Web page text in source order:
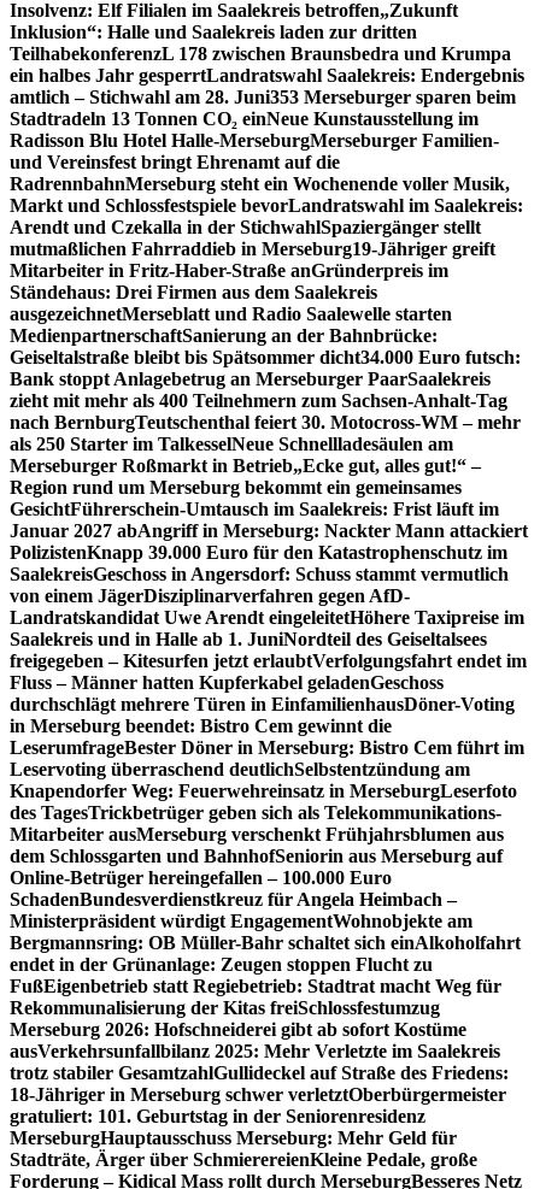
Insolvenz: Elf Filialen im Saalekreis betroffen„Zukunft
Inklusion“: Halle und Saalekreis laden zur dritten
TeilhabekonferenzL 178 zwischen Braunsbedra und Krumpa
ein halbes Jahr gesperrtLandratswahl Saalekreis: Endergebnis
amtlich – Stichwahl am 28. Juni353 Merseburger sparen beim
Stadtradeln 13 Tonnen CO₂ einNeue Kunstausstellung im
Radisson Blu Hotel Halle-MerseburgMerseburger Familien-
und Vereinsfest bringt Ehrenamt auf die
RadrennbahnMerseburg steht ein Wochenende voller Musik,
Markt und Schlossfestspiele bevorLandratswahl im Saalekreis:
Arendt und Czekalla in der StichwahlSpaziergänger stellt
mutmaßlichen Fahrraddieb in Merseburg19-Jähriger greift
Mitarbeiter in Fritz-Haber-Straße anGründerpreis im
Ständehaus: Drei Firmen aus dem Saalekreis
ausgezeichnetMerseblatt und Radio Saalewelle starten
MedienpartnerschaftSanierung an der Bahnbrücke:
Geiseltalstraße bleibt bis Spätsommer dicht34.000 Euro futsch:
Bank stoppt Anlagebetrug an Merseburger PaarSaalekreis
zieht mit mehr als 400 Teilnehmern zum Sachsen-Anhalt-Tag
nach BernburgTeutschenthal feiert 30. Motocross-WM – mehr
als 250 Starter im TalkesselNeue Schnellladesäulen am
Merseburger Roßmarkt in Betrieb„Ecke gut, alles gut!“ –
Region rund um Merseburg bekommt ein gemeinsames
GesichtFührerschein-Umtausch im Saalekreis: Frist läuft im
Januar 2027 abAngriff in Merseburg: Nackter Mann attackiert
PolizistenKnapp 39.000 Euro für den Katastrophenschutz im
SaalekreisGeschoss in Angersdorf: Schuss stammt vermutlich
von einem JägerDisziplinarverfahren gegen AfD-
Landratskandidat Uwe Arendt eingeleitetHöhere Taxipreise im
Saalekreis und in Halle ab 1. JuniNordteil des Geiseltalsees
freigegeben – Kitesurfen jetzt erlaubtVerfolgungsfahrt endet im
Fluss – Männer hatten Kupferkabel geladenGeschoss
durchschlägt mehrere Türen in EinfamilienhausDöner-Voting
in Merseburg beendet: Bistro Cem gewinnt die
LeserumfrageBester Döner in Merseburg: Bistro Cem führt im
Leservoting überraschend deutlichSelbstentzündung am
Knapendorfer Weg: Feuerwehreinsatz in MerseburgLeserfoto
des TagesTrickbetrüger geben sich als Telekommunikations-
Mitarbeiter ausMerseburg verschenkt Frühjahrsblumen aus
dem Schlossgarten und BahnhofSeniorin aus Merseburg auf
Online-Betrüger hereingefallen – 100.000 Euro
SchadenBundesverdienstkreuz für Angela Heimbach –
Ministerpräsident würdigt EngagementWohnobjekte am
Bergmannsring: OB Müller-Bahr schaltet sich einAlkoholfahrt
endet in der Grünanlage: Zeugen stoppen Flucht zu
FußEigenbetrieb statt Regiebetrieb: Stadtrat macht Weg für
Rekommunalisierung der Kitas freiSchlossfestumzug
Merseburg 2026: Hofschneiderei gibt ab sofort Kostüme
ausVerkehrsunfallbilanz 2025: Mehr Verletzte im Saalekreis
trotz stabiler GesamtzahlGullideckel auf Straße des Friedens:
18-Jähriger in Merseburg schwer verletztOberbürgermeister
gratuliert: 101. Geburtstag in der Seniorenresidenz
MerseburgHauptausschuss Merseburg: Mehr Geld für
Stadträte, Ärger über SchmierereienKleine Pedale, große
Forderung – Kidical Mass rollt durch MerseburgBesseres Netz